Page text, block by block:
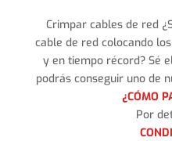
Crimpar cables de red
cable de red colocando
y en tiempo récord? Sé
podrás conseguir uno de
¿CÓMO
Por